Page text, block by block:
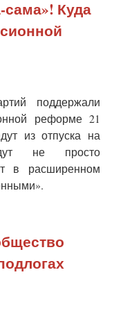
Куда
поддержали
реформе 21
из отпуска на
не просто
в расширенном